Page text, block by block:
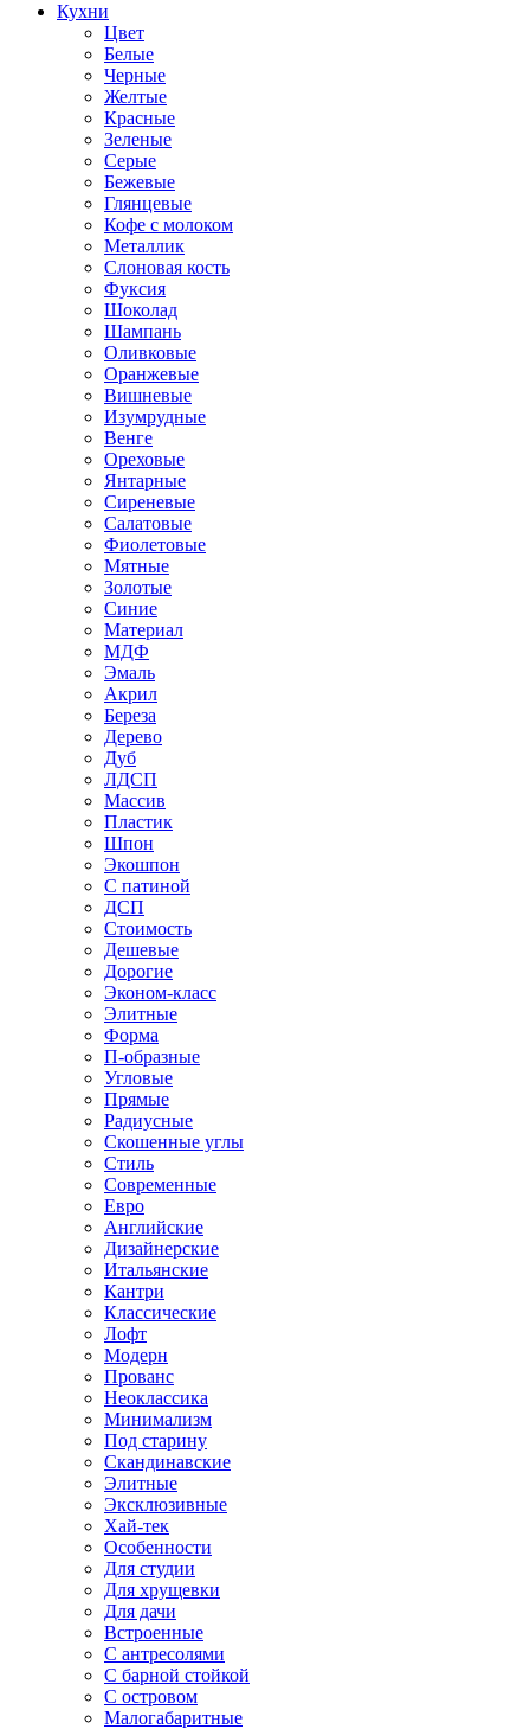
Кухни
Цвет
Белые
Черные
Желтые
Красные
Зеленые
Серые
Бежевые
Глянцевые
Кофе с молоком
Металлик
Слоновая кость
Фуксия
Шоколад
Шампань
Оливковые
Оранжевые
Вишневые
Изумрудные
Венге
Ореховые
Янтарные
Сиреневые
Салатовые
Фиолетовые
Мятные
Золотые
Синие
Материал
МДФ
Эмаль
Акрил
Береза
Дерево
Дуб
ЛДСП
Массив
Пластик
Шпон
Экошпон
С патиной
ДСП
Стоимость
Дешевые
Дорогие
Эконом-класс
Элитные
Форма
П-образные
Угловые
Прямые
Радиусные
Скошенные углы
Стиль
Современные
Евро
Английские
Дизайнерские
Итальянские
Кантри
Классические
Лофт
Модерн
Прованс
Неоклассика
Минимализм
Под старину
Скандинавские
Элитные
Эксклюзивные
Хай-тек
Особенности
Для студии
Для хрущевки
Для дачи
Встроенные
С антресолями
С барной стойкой
С островом
Малогабаритные